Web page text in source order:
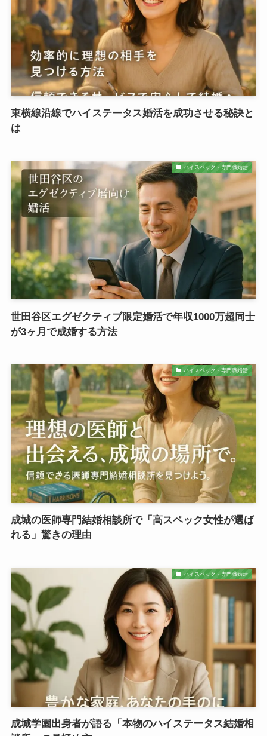
東横線沿線でハイステータス婚活を成功させる秘訣と
は
ハイスペック・専門職婚活
世田谷区エグゼクティブ限定婚活で年収1000万超同士
が3ヶ月で成婚する方法
ハイスペック・専門職婚活
成城の医師専門結婚相談所で「高スペック女性が選ば
れる」驚きの理由
ハイスペック・専門職婚活
成城学園出身者が語る「本物のハイステータス結婚相